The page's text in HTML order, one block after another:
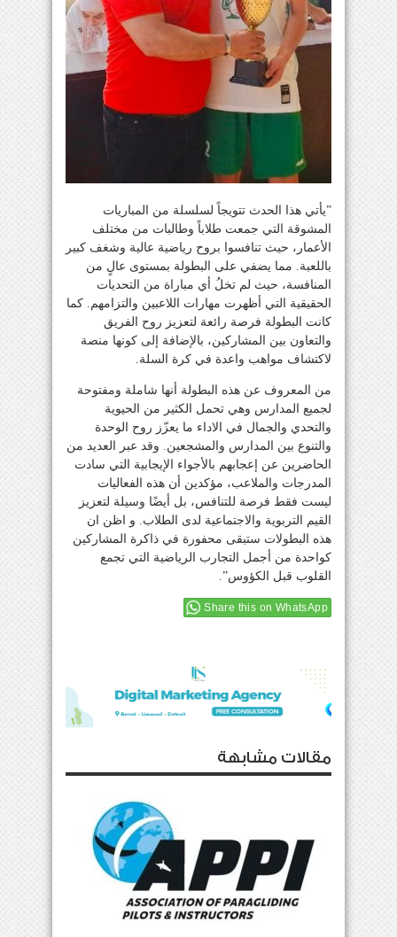
‎”يأتي هذا الحدث تتويجاً لسلسلة من المباريات
المشوقة التي جمعت طلاباً وطالبات من مختلف
الأعمار، حيث تنافسوا بروح رياضية عالية وشغف كبير
باللعبة. مما يضفي على البطولة بمستوى عالٍ من
المنافسة، حيث لم تخلُ أي مباراة من التحديات
الحقيقية التي أظهرت مهارات اللاعبين والتزامهم. كما
كانت البطولة فرصة رائعة لتعزيز روح الفريق
والتعاون بين المشاركين، بالإضافة إلى كونها منصة
لاكتشاف مواهب واعدة في كرة السلة.
‎من المعروف عن هذه البطولة أنها شاملة ومفتوحة
لجميع المدارس وهي تحمل الكثير من الحيوية
والتحدي والجمال في الاداء ما يعزّز روح الوحدة
والتنوع بين المدارس والمشجعين. وقد عبر العديد من
الحاضرين عن إعجابهم بالأجواء الإيجابية التي سادت
المدرجات والملاعب، مؤكدين أن هذه الفعاليات
ليست فقط فرصة للتنافس، بل أيضًا وسيلة لتعزيز
القيم التربوية والاجتماعية لدى الطلاب. و اظن ان
هذه البطولات ستبقى محفورة في ذاكرة المشاركين
كواحدة من أجمل التجارب الرياضية التي تجمع
القلوب قبل الكؤوس”.
Share this on WhatsApp
مقالات مشابهة